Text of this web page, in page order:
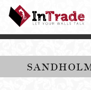
Intrade
ITG
AB
|
your
walls
talk